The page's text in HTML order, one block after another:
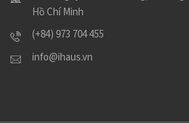
Số 43 Nguyễn Văn Thương, Phường
Hồ Chí Minh
(+84) 973 704 455